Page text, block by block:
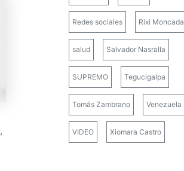
,
Redes sociales Rixi Moncada
salud Salvador Nasralla
SUPREMO Tegucigalpa
Tomás Zambrano Venezuela
VIDEO Xiomara Castro